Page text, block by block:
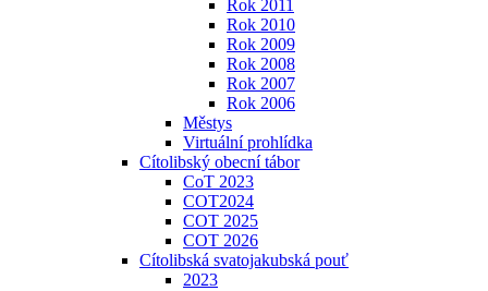
Rok 2011
Rok 2010
Rok 2009
Rok 2008
Rok 2007
Rok 2006
Městys
Virtuální prohlídka
Cítolibský obecní tábor
CoT 2023
COT2024
COT 2025
COT 2026
Cítolibská svatojakubská pouť
2023